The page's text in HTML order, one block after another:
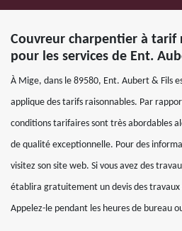
Couvreur charpentier à tarif
pour les services de Ent.
À Mige, dans le 89580, Ent. Aubert & Fils
applique des tarifs raisonnables. Par
conditions tarifaires sont très abordables
de qualité exceptionnelle. Pour des
visitez son site web. Si vous avez des
établira gratuitement un devis des travaux
Appelez-le pendant les heures de bureau